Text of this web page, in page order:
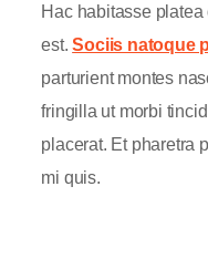
Hac habitasse
est.Sociis natoque
parturient montes
fringilla ut morbi
placerat. Et pharetra
mi quis.